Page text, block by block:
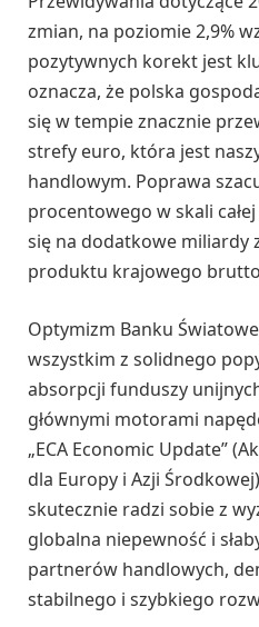
zmian, na poziomie 2,9%
pozytywnych korekt jest
oznacza, że polska
się w tempie znacznie
strefy euro, która jest
handlowym. Poprawa
procentowego w skali
się na dodatkowe miliardy
produktu krajowego
Optymizm Banku
wszystkim z solidnego
absorpcji funduszy
głównymi motorami
„ECA Economic Update”
dla Europy i Azji
skutecznie radzi sobie z
globalna niepewność i
partnerów handlowych,
stabilnego i szybkiego